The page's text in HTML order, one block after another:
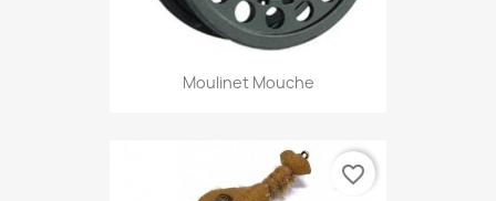
Moulinet Mouche
favorite_border